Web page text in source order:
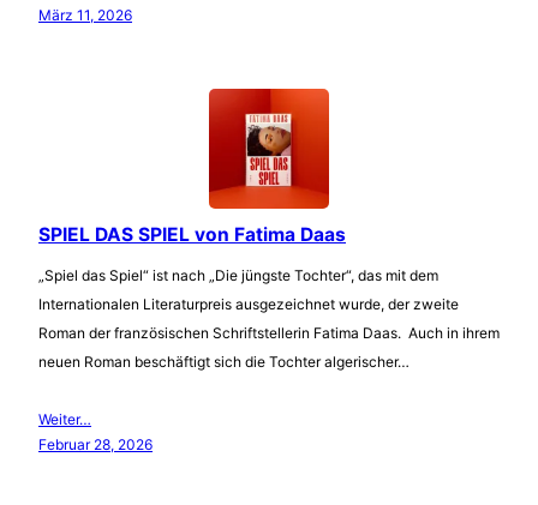
März 11, 2026
SPIEL DAS SPIEL von Fatima Daas
„Spiel das Spiel“ ist nach „Die jüngste Tochter“, das mit dem
Internationalen Literaturpreis ausgezeichnet wurde, der zweite
Roman der französischen Schriftstellerin Fatima Daas. Auch in ihrem
neuen Roman beschäftigt sich die Tochter algerischer…
Weiter…
Februar 28, 2026